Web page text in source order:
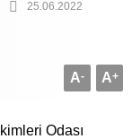
25.06.2022
A+
A-
Odası